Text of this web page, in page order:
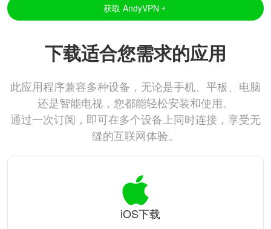
获取 AndyVPN
下载适合您需求的应用
此应用程序兼容多种设备，无论是手机、平板、电脑
还是智能电视，您都能轻松安装和使用。
通过一次订阅，即可在多个设备上同时连接，享受无
缝的互联网体验。
iOS下载